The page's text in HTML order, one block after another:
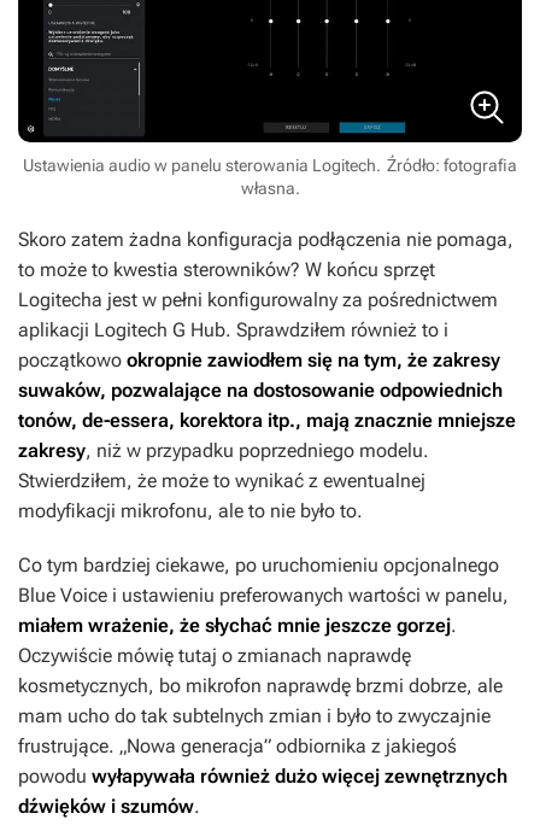
Ustawienia audio w panelu sterowania Logitech. Źródło: fotografia
własna.
Skoro zatem żadna konfiguracja podłączenia nie pomaga,
to może to kwestia sterowników? W końcu sprzęt
Logitecha jest w pełni konfigurowalny za pośrednictwem
aplikacji Logitech G Hub. Sprawdziłem również to i
początkowo okropnie zawiodłem się na tym, że zakresy
suwaków, pozwalające na dostosowanie odpowiednich
tonów, de-essera, korektora itp., mają znacznie mniejsze
zakresy, niż w przypadku poprzedniego modelu.
Stwierdziłem, że może to wynikać z ewentualnej
modyfikacji mikrofonu, ale to nie było to.
Co tym bardziej ciekawe, po uruchomieniu opcjonalnego
Blue Voice i ustawieniu preferowanych wartości w panelu,
miałem wrażenie, że słychać mnie jeszcze gorzej.
Oczywiście mówię tutaj o zmianach naprawdę
kosmetycznych, bo mikrofon naprawdę brzmi dobrze, ale
mam ucho do tak subtelnych zmian i było to zwyczajnie
frustrujące. „Nowa generacja” odbiornika z jakiegoś
powodu wyłapywała również dużo więcej zewnętrznych
dźwięków i szumów.